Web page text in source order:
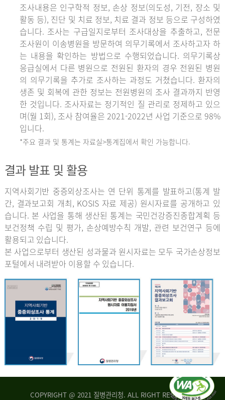
조사내용은 인구학적 정보, 손상 정보(의도성, 기전, 장소 및
활동 등), 진단 및 치료 정보, 치료 결과 정보 등으로 구성하였
습니다. 조사는 구급일지로부터 조사대상을 추출하고, 전문
조사원이 이송병원을 방문하여 의무기록에서 조사하고자 하
는 내용을 확인하는 방법으로 수행되었습니다. 의무기록상
응급실에서 다른 병원으로 전원된 환자의 경우 전원된 병원
의 의무기록을 추가로 조사하는 과정도 거쳤습니다. 환자의
생존 및 회복에 관한 정보는 전원병원의 조사 결과까지 반영
한 것입니다. 조사자료는 정기적인 질 관리로 정제하고 있으
며(월 1회), 조사 참여율은 2021-2022년 사업 기준으로 98%
입니다.
*주요 결과 및 통계는 자료실>통계집에서 확인 가능합니다.
결과 발표 및 활용
지역사회기반 중증외상조사는 연 단위 통계를 발표하고(통계 발
간, 결과보고회 개최, KOSIS 자료 제공) 원시자료를 공개하고 있
습니다. 본 사업을 통해 생산된 통계는 국민건강증진종합계획 등
보건정책 수립 및 평가, 손상예방수칙 개발, 관련 보건연구 등에
활용되고 있습니다.
본 사업으로부터 생산된 성과물과 원시자료는 모두 국가손상정보
포털에서 내려받아 이용할 수 있습니다.
COPYRIGHT @ 2021 질병관리청. ALL RIGHT RESERVED